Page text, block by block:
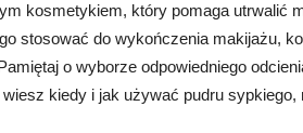
kosmetykiem, który pomaga utrwalić
stosować do wykończenia makijażu,
o wyborze odpowiedniego
kiedy i jak używać pudru